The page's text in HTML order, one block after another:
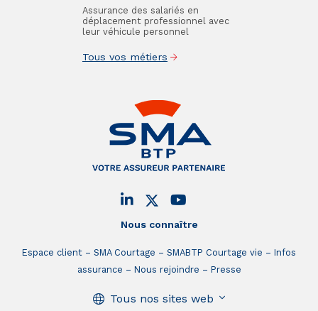
Nous connaître
Espace client SMA Courtage SMABTP Courtage vie
Infos
assurance
Nous rejoindre Presse
Tous nos sites web
Assurance des salariés en
déplacement professionnel avec
leur véhicule personnel
Tous vos métiers